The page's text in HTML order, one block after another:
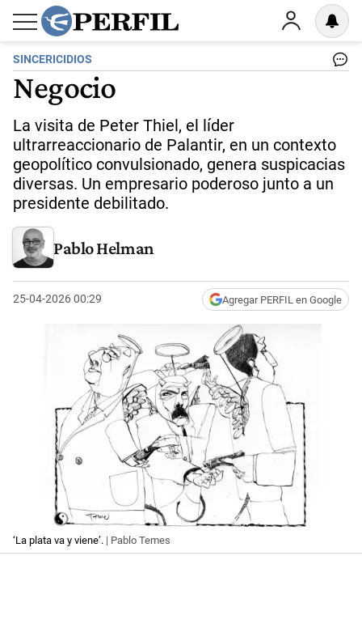
SINCERICIDIOS
Negocio
La visita de Peter Thiel, el líder
ultrarreaccionario de Palantir, en un contexto
geopolítico convulsionado, genera suspicacias
diversas. Un empresario poderoso junto a un
presidente debilitado.
Pablo Helman
25-04-2026 00:29 Agregar PERFIL en Google
‘La plata va y viene’. | Pablo Temes